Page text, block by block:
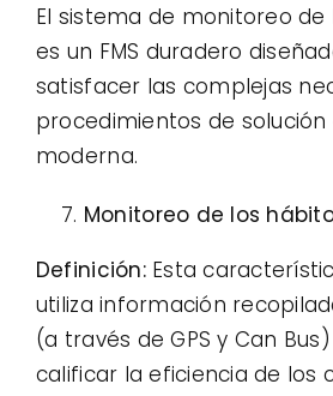
El sistema de monitoreo de
es un FMS duradero
satisfacer las complejas
procedimientos de solución
moderna.
Monitoreo de los
Definición:Esta
utiliza información
(a través de GPS y Can
calificar la eficiencia de los